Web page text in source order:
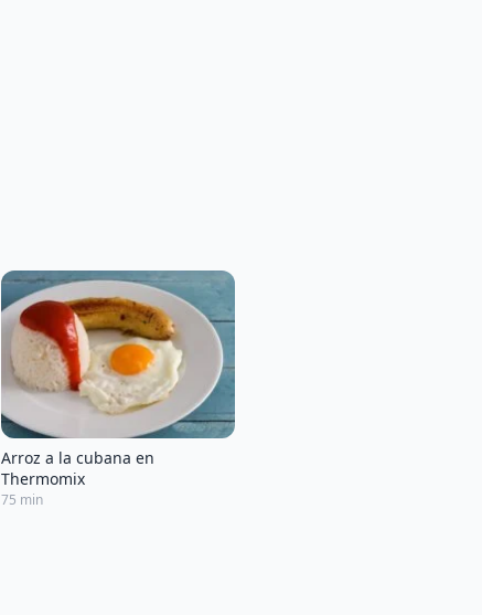
Arroz a la cubana en
Thermomix
75 min